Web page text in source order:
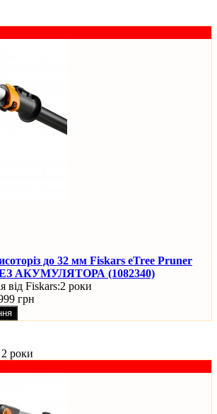
до 32 мм Fiskars eTree Pruner
АКУМУЛЯТОРА (1082340)
від Fiskars:2 роки
грн
2 роки